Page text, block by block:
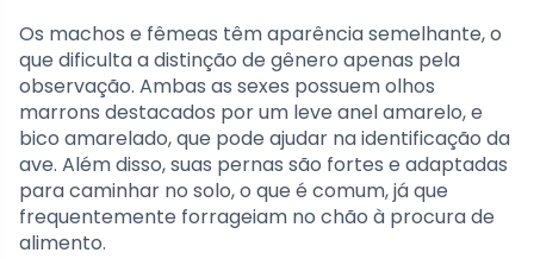
Os machos e fêmeas têm aparência semelhante, o
que dificulta a distinção de gênero apenas pela
observação. Ambas as sexes possuem olhos
marrons destacados por um leve anel amarelo, e
bico amarelado, que pode ajudar na identificação da
ave. Além disso, suas pernas são fortes e adaptadas
para caminhar no solo, o que é comum, já que
frequentemente forrageiam no chão à procura de
alimento.